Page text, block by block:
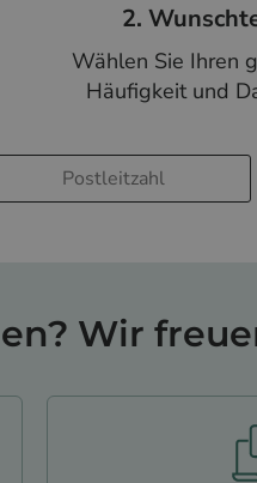
2.
Wählen Sie Ihren
Häufigkeit und
Wir